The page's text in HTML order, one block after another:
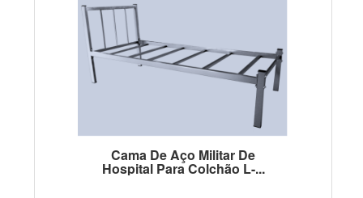
Cama De Aço Militar De
Hospital Para Colchão L-...